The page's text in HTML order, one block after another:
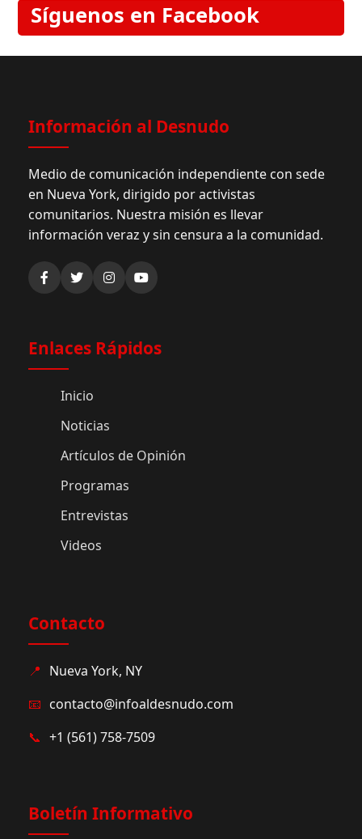
Síguenos en Facebook
Información al Desnudo
Medio de comunicación independiente con sede
en Nueva York, dirigido por activistas
comunitarios. Nuestra misión es llevar
información veraz y sin censura a la comunidad.
Enlaces Rápidos
Inicio
Noticias
Artículos de Opinión
Programas
Entrevistas
Videos
Contacto
📍 Nueva York, NY
📧 contacto@infoaldesnudo.com
📞 +1 (561) 758-7509
Boletín Informativo